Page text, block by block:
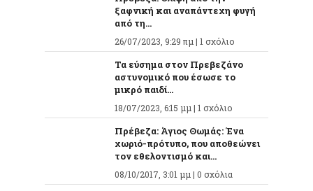
ξαφνική και αναπάντεχη φυγή
από τη...
26/07/2023, 9:29 πμ | 1 σχόλιο
Τα εύσημα στον Πρεβεζάνο
αστυνομικό που έσωσε το
μικρό παιδί...
18/07/2023, 6:15 μμ | 1 σχόλιο
Πρέβεζα: Άγιος Θωμάς: Ένα
χωριό-πρότυπο, που αποθεώνει
τον εθελοντισμό και...
08/10/2017, 3:01 μμ | 0 σχόλια